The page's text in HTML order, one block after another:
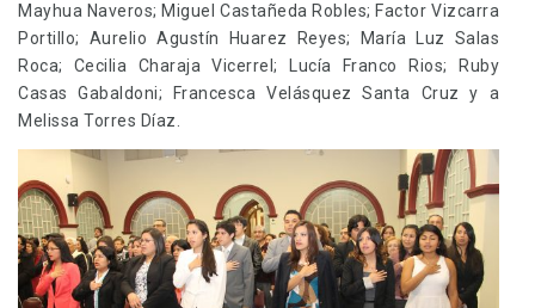
Mayhua Naveros; Miguel Castañeda Robles; Factor Vizcarra
Portillo; Aurelio Agustín Huarez Reyes; María Luz Salas
Roca; Cecilia Charaja Vicerrel; Lucía Franco Rios; Ruby
Casas Gabaldoni; Francesca Velásquez Santa Cruz y a
Melissa Torres Díaz.